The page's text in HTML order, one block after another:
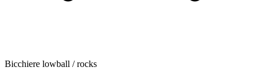
Bicchiere lowball / rocks